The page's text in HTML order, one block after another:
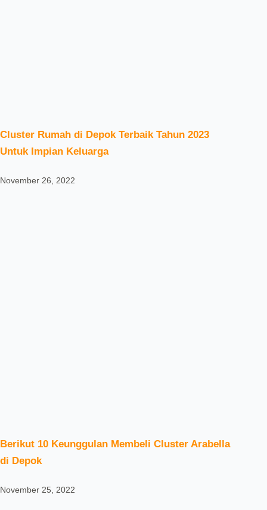
Cluster Rumah di Depok Terbaik Tahun 2023
Untuk Impian Keluarga
November 26, 2022
Berikut 10 Keunggulan Membeli Cluster Arabella
di Depok
November 25, 2022